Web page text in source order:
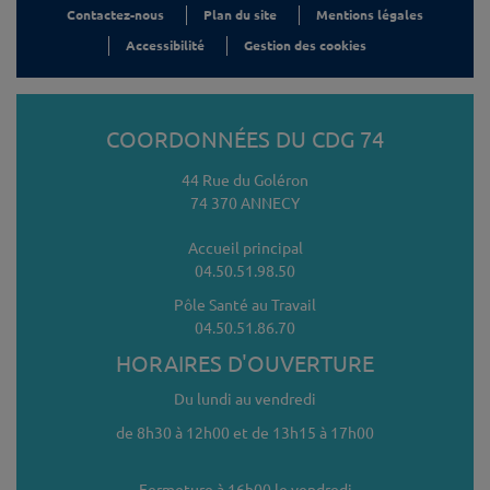
Contactez-nous Plan du site Mentions légales
Accessibilité Gestion des cookies
COORDONNÉES DU CDG 74
44 Rue du Goléron
74 370 ANNECY
Accueil principal
04.50.51.98.50
Pôle Santé au Travail
04.50.51.86.70
HORAIRES D'OUVERTURE
Du lundi au vendredi
de 8h30 à 12h00 et de 13h15 à 17h00